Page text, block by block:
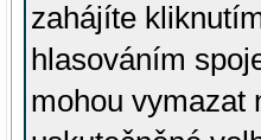
zahájíte
hlasováním
mohou vymazat